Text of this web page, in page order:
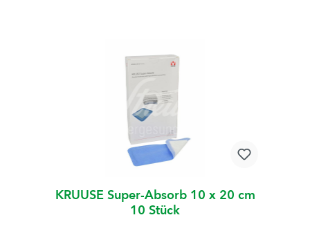
KRUUSE Super-Absorb 10 x 20 cm
10 Stück